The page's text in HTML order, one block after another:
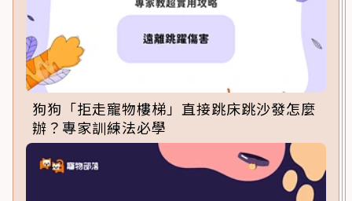
狗狗「拒走寵物樓梯」直接跳床跳沙發怎麼
辦？專家訓練法必學